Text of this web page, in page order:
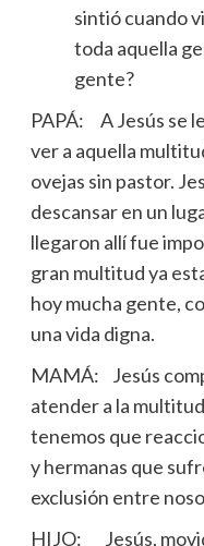
sintió cuando
toda aquella
gente?
PAPÁ: A Jesús se
ver a aquella
ovejas sin pastor.
descansar en un
llegaron allí fue
gran multitud ya
hoy mucha gente,
una vida digna.
MAMÁ: Jesús
atender a la
tenemos que
y hermanas que
exclusión entre
HIJO: Jesús,